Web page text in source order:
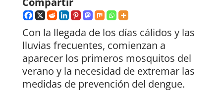
Con la llegada de los días cálidos y las
lluvias frecuentes, comienzan a
aparecer los primeros mosquitos del
verano y la necesidad de extremar las
medidas de prevención del dengue.